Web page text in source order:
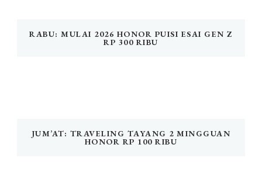
RABU: MULAI 2026 HONOR PUISI ESAI GEN Z
RP 300 RIBU
JUM’AT: TRAVELING TAYANG 2 MINGGUAN
HONOR RP 100 RIBU